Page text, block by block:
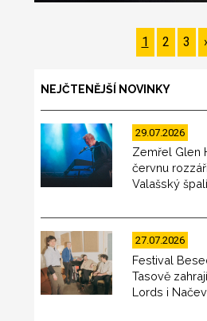
Pagination
Page
1 Page
2 3
NEJČTENĚJŠÍ NOVINKY
29.07.2026
Zemřel Glen
červnu
Valašský
27.07.2026
Festival
Tasově
Lords i